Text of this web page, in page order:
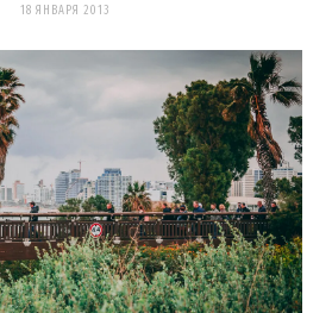
18 ЯНВАРЯ 2013